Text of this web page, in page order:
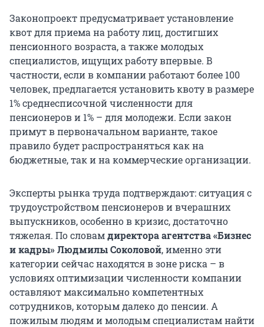
Законопроект предусматривает установление
квот для приема на работу лиц, достигших
пенсионного возраста, а также молодых
специалистов, ищущих работу впервые. В
частности, если в компании работают более 100
человек, предлагается установить квоту в размере
1% среднесписочной численности для
пенсионеров и 1% – для молодежи. Если закон
примут в первоначальном варианте, такое
правило будет распространяться как на
бюджетные, так и на коммерческие организации.
Эксперты рынка труда подтверждают: ситуация с
трудоустройством пенсионеров и вчерашних
выпускников, особенно в кризис, достаточно
тяжелая. По словамдиректора агентства «Бизнес
и кадры» Людмилы Соколовой, именно эти
категории сейчас находятся в зоне риска – в
условиях оптимизации численности компании
оставляют максимально компетентных
сотрудников, которым далеко до пенсии. А
пожилым людям и молодым специалистам найти